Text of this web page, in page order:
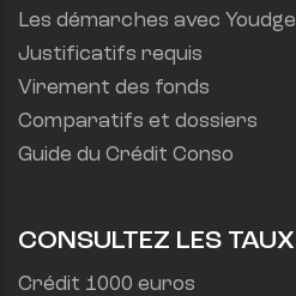
Les démarches avec Youdge
Justificatifs requis
Virement des fonds
Comparatifs et dossiers
Guide du Crédit Conso
CONSULTEZ LES TAUX
Crédit 1000 euros